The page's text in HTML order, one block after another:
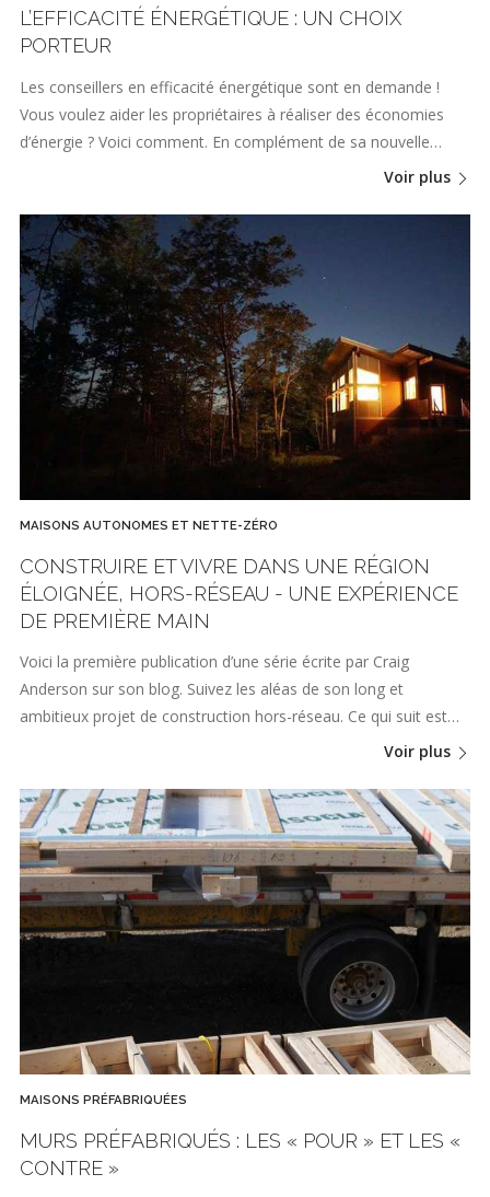
L’EFFICACITÉ ÉNERGÉTIQUE : UN CHOIX
PORTEUR
Les conseillers en efficacité énergétique sont en demande !
Vous voulez aider les propriétaires à réaliser des économies
d’énergie ? Voici comment. En complément de sa nouvelle…
Voir plus
MAISONS AUTONOMES ET NETTE-ZÉRO
CONSTRUIRE ET VIVRE DANS UNE RÉGION
ÉLOIGNÉE, HORS-RÉSEAU - UNE EXPÉRIENCE
DE PREMIÈRE MAIN
Voici la première publication d’une série écrite par Craig
Anderson sur son blog. Suivez les aléas de son long et
ambitieux projet de construction hors-réseau. Ce qui suit est…
Voir plus
MAISONS PRÉFABRIQUÉES
MURS PRÉFABRIQUÉS : LES « POUR » ET LES «
CONTRE »